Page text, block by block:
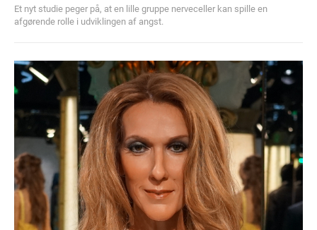
Et nyt studie peger på, at en lille gruppe nerveceller kan spille en
afgørende rolle i udviklingen af angst.